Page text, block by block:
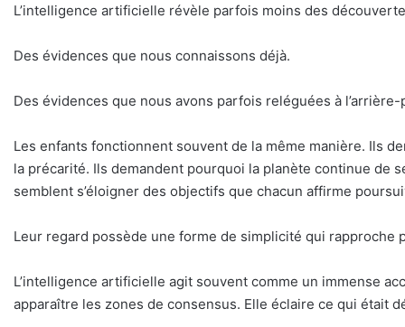
L’intelligence artificielle révèle parfois moins des
Des évidences que nous connaissons déjà.
Des évidences que nous avons parfois reléguées à
Les enfants fonctionnent souvent de la même manière. Ils
la précarité. Ils demandent pourquoi la planète continue
semblent s’éloigner des objectifs que chacun affirme
Leur regard possède une forme de simplicité qui
L’intelligence artificielle agit souvent comme un immense
apparaître les zones de consensus. Elle éclaire ce qui était